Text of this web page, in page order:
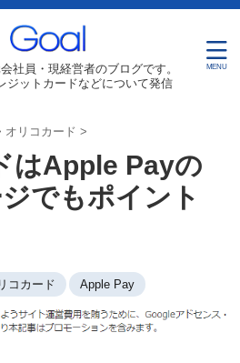
社員・現経営者のブログです。
ジットカードなどについて発信
オリコカード >
はApple Payの
でもポイント
コカード Apple Pay